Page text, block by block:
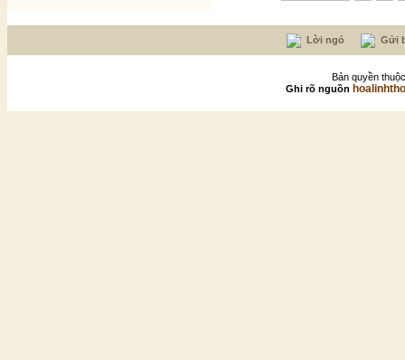
Lời ngỏ Gửi
Bản quyền
Ghi rõ nguồn